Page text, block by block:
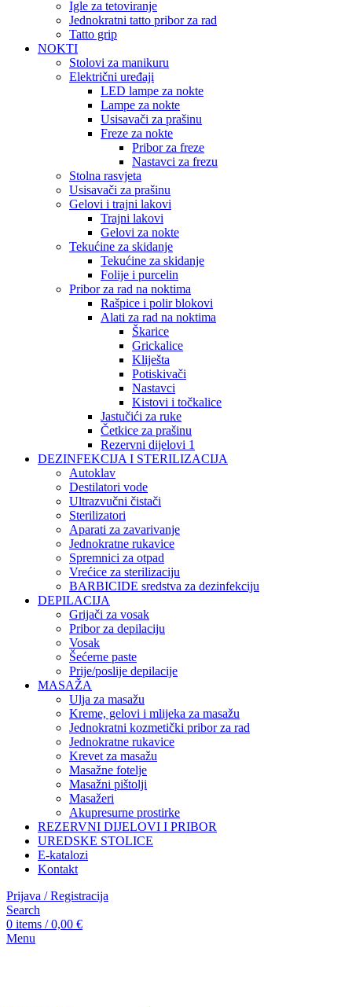
Igle za tetoviranje
Jednokratni tatto pribor za rad
Tatto grip
NOKTI
Stolovi za manikuru
Električni uređaji
LED lampe za nokte
Lampe za nokte
Usisavači za prašinu
Freze za nokte
Pribor za freze
Nastavci za frezu
Stolna rasvjeta
Usisavači za prašinu
Gelovi i trajni lakovi
Trajni lakovi
Gelovi za nokte
Tekućine za skidanje
Tekućine za skidanje
Folije i purcelin
Pribor za rad na noktima
Rašpice i polir blokovi
Alati za rad na noktima
Škarice
Grickalice
Kliješta
Potiskivači
Nastavci
Kistovi i točkalice
Jastučići za ruke
Četkice za prašinu
Rezervni dijelovi 1
DEZINFEKCIJA I STERILIZACIJA
Autoklav
Destilatori vode
Ultrazvučni čistači
Sterilizatori
Aparati za zavarivanje
Jednokratne rukavice
Spremnici za otpad
Vrećice za sterilizaciju
BARBICIDE sredstva za dezinfekciju
DEPILACIJA
Grijači za vosak
Pribor za depilaciju
Vosak
Šećerne paste
Prije/poslije depilacije
MASAŽA
Ulja za masažu
Kreme, gelovi i mlijeka za masažu
Jednokratni kozmetički pribor za rad
Jednokratne rukavice
Krevet za masažu
Masažne fotelje
Masažni pištolji
Masažeri
Akupresurne prostirke
REZERVNI DIJELOVI I PRIBOR
UREDSKE STOLICE
E-katalozi
Kontakt
Prijava / Registracija
Search
0 items / 0,00 €
Menu